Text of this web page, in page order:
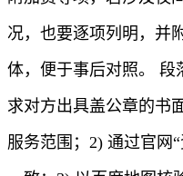
况，也要逐项列明，并
体，便于事后对照。 段
求对方出具盖公章的书
服务范围；2) 通过官网